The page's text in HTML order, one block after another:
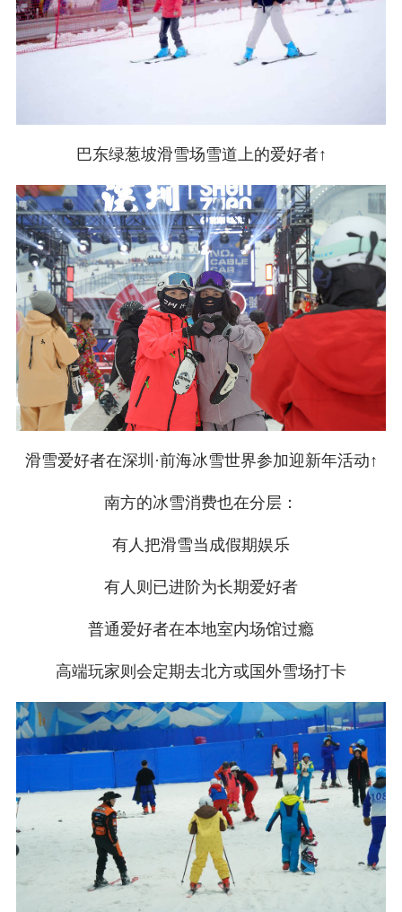
巴东绿葱坡滑雪场雪道上的爱好者↑
滑雪爱好者在深圳·前海冰雪世界参加迎新年活动↑
南方的冰雪消费也在分层：
有人把滑雪当成假期娱乐
有人则已进阶为长期爱好者
普通爱好者在本地室内场馆过瘾
高端玩家则会定期去北方或国外雪场打卡